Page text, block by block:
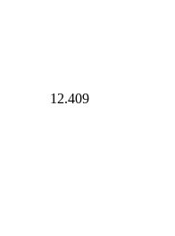
12.409